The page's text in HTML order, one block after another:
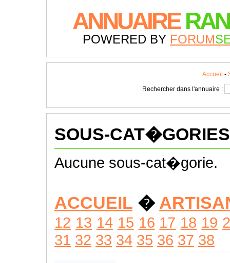
ANNUAIRE
POWERED BY FORUM
Accueil -
Rechercher dans l'annuaire :
SOUS-CAT�GORIES
Aucune sous-cat�gorie.
ACCUEIL �
12 13 14 15 16 17 18 19
31 32 33 34 35 36 37 38